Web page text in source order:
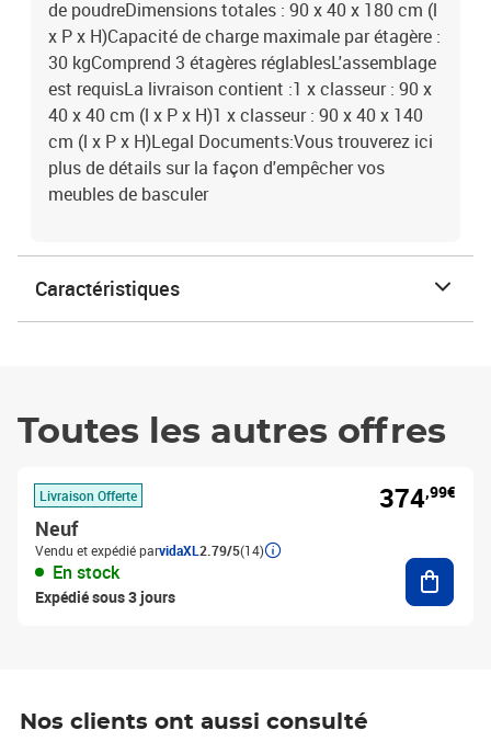
de poudreDimensions totales : 90 x 40 x 180 cm (l
x P x H)Capacité de charge maximale par étagère :
30 kgComprend 3 étagères réglablesL'assemblage
est requisLa livraison contient :1 x classeur : 90 x
40 x 40 cm (l x P x H)1 x classeur : 90 x 40 x 140
cm (l x P x H)Legal Documents:Vous trouverez ici
plus de détails sur la façon d'empêcher vos
meubles de basculer
Caractéristiques
Toutes les autres offres
Livraison Offerte
Neuf
Vendu et expédié parvidaXL 2.79/5(14)
En stock
Expédié sous 3 jours
374,99€
Nos clients ont aussi consulté